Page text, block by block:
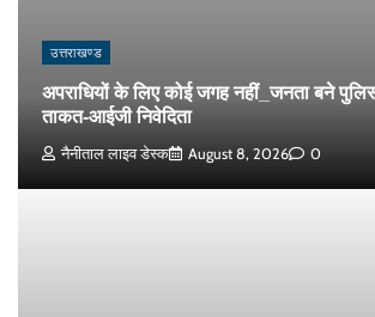
उत्तराखण्ड
अपराधियों के लिए कोई जगह नहीं_जनता बने
ताकत-आईजी निवेदिता
नैनीताल लाइव डेस्क August 8, 2026 0